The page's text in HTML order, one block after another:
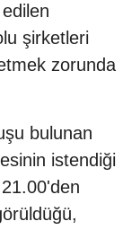
şirketleri
zorunda
bulunan
istendiği